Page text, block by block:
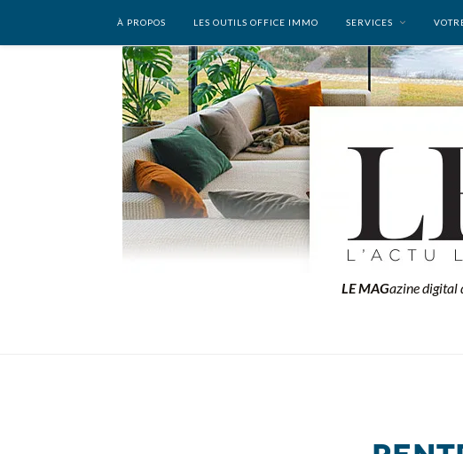
À PROPOS LES OUTILS OFFICE IMMO SERVICES
LE MAGazine digital